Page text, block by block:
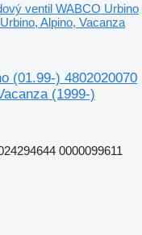
ventil WABCO Urbino
Alpino, Vacanza
(01.99-) 4802020070
(1999-)
0000099611